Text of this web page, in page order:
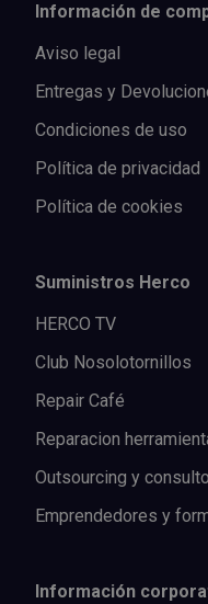
Información de
Aviso legal
Entregas y
Condiciones de uso
Política de privacidad
Política de cookies
Suministros Herco
HERCO TV
Club Nosolotornillos
Repair Café
Reparacion
Outsourcing y
Emprendedores y
Información